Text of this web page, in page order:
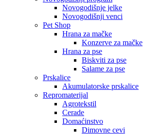
Novogodišnje jelke
Novogodišnji venci
Pet Shop
Hrana za mačke
Konzerve za mačke
Hrana za pse
Biskviti za pse
Salame za pse
Prskalice
Akumulatorske prskalice
Repromaterijal
Agrotekstil
Cerade
Domaćinstvo
Dimovne cevi